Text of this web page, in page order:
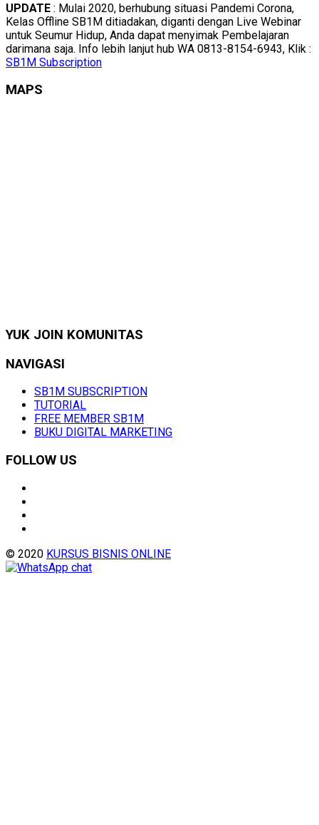
UPDATE : Mulai 2020, berhubung situasi Pandemi Corona,
Kelas Offline SB1M ditiadakan, diganti dengan Live Webinar
untuk Seumur Hidup, Anda dapat menyimak Pembelajaran
darimana saja. Info lebih lanjut hub WA 0813-8154-6943, Klik :
SB1M Subscription
MAPS
YUK JOIN KOMUNITAS
NAVIGASI
SB1M SUBSCRIPTION
TUTORIAL
FREE MEMBER SB1M
BUKU DIGITAL MARKETING
FOLLOW US
© 2020 KURSUS BISNIS ONLINE